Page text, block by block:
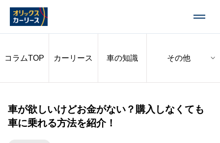
コラムTOP カーリース 車の知識
車が欲しいけどお金がない？購入しなくても
車に乗れる方法を紹介！